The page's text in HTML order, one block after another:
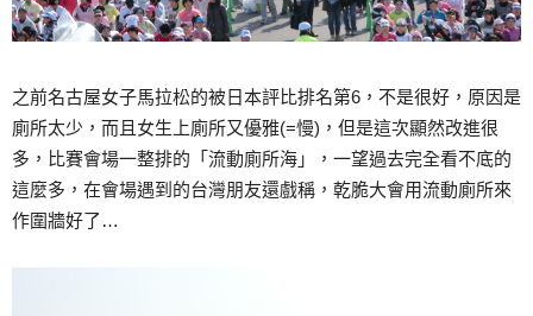
之前名古屋女子馬拉松的被日本評比排名第6，不是很好，原因是
廁所太少，而且女生上廁所又優雅(=慢)，但是這次顯然改進很
多，比賽會場一整排的「流動廁所海」，一望過去完全看不底的
這麼多，在會場遇到的台灣朋友還戲稱，乾脆大會用流動廁所來
作圍牆好了…